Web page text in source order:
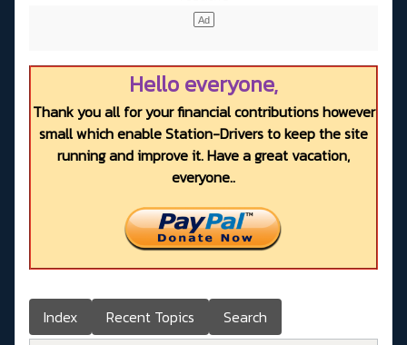
Hello everyone,
Thank you all for your financial contributions however
small which enable Station-Drivers to keep the site
running and improve it. Have a great vacation,
everyone..
Index Recent Topics Search